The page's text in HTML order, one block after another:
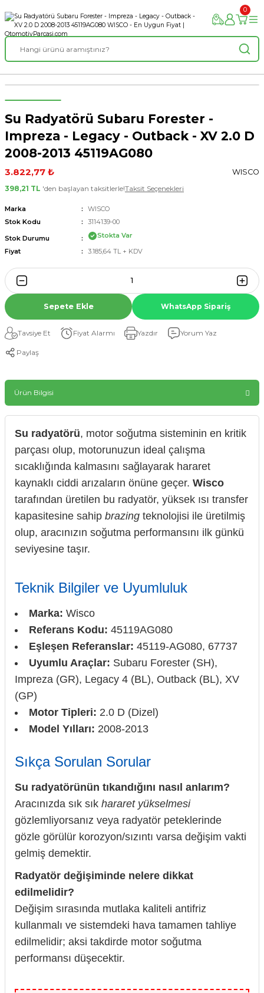
0
Su Radyatörü Subaru Forester -
Impreza - Legacy - Outback - XV 2.0 D
2008-2013 45119AG080
3.822,77 ₺
WISCO
398,21 TL 'den başlayan taksitlerle!Taksit Seçenekleri
Marka
WISCO
Stok Kodu
3114139-00
Stok Durumu
Stokta Var
Fiyat
3.185,64 TL + KDV
Sepete Ekle WhatsApp Sipariş
Tavsiye Et Fiyat Alarmı Yazdır Yorum Yaz
Paylaş
Ürün Bilgisi
Su radyatörü, motor soğutma sisteminin en kritik
parçası olup, motorunuzun ideal çalışma
sıcaklığında kalmasını sağlayarak hararet
kaynaklı ciddi arızaların önüne geçer. Wisco
tarafından üretilen bu radyatör, yüksek ısı transfer
kapasitesine sahip brazing teknolojisi ile üretilmiş
olup, aracınızın soğutma performansını ilk günkü
seviyesine taşır.
Teknik Bilgiler ve Uyumluluk
Marka: Wisco
Referans Kodu: 45119AG080
Eşleşen Referanslar: 45119-AG080, 67737
Uyumlu Araçlar: Subaru Forester (SH),
Impreza (GR), Legacy 4 (BL), Outback (BL), XV
(GP)
Motor Tipleri: 2.0 D (Dizel)
Model Yılları: 2008-2013
Sıkça Sorulan Sorular
Su radyatörünün tıkandığını nasıl anlarım?
Aracınızda sık sık hararet yükselmesi
gözlemliyorsanız veya radyatör peteklerinde
gözle görülür korozyon/sızıntı varsa değişim vakti
gelmiş demektir.
Radyatör değişiminde nelere dikkat
edilmelidir?
Değişim sırasında mutlaka kaliteli antifriz
kullanmalı ve sistemdeki hava tamamen tahliye
edilmelidir; aksi takdirde motor soğutma
performansı düşecektir.